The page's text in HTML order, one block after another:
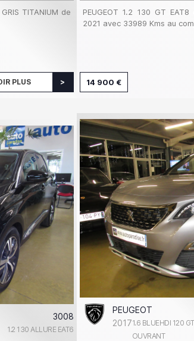
TITANIUM de
PLUS
PEUGEOT 1.2 130 GT
2021 avec 33989 Kms au
14 900 €
3008
1.2 130 ALLURE EAT6
PEUGEOT
20171.6 BLUEHDI 120
OUVRANT